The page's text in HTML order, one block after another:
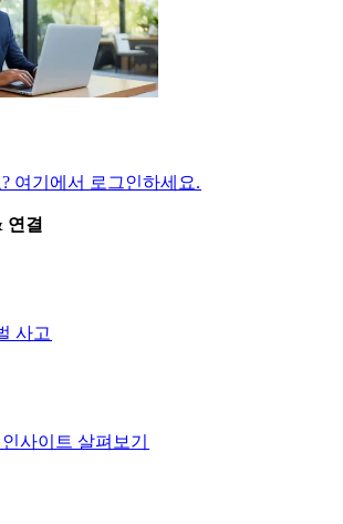
여기에서 로그인하세요.​​
연결​​
사고​​
사이트 살펴보기​​